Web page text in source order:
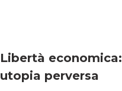
Libertà economica:
utopia perversa